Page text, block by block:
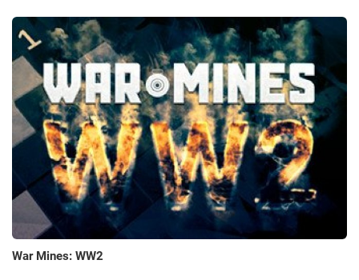
War Mines: WW2